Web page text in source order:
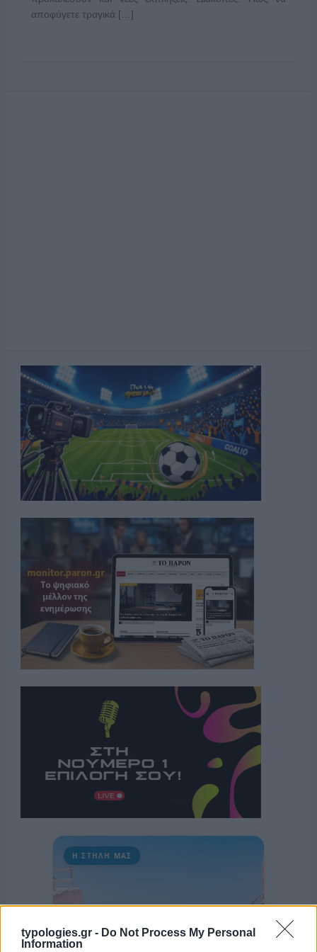
typologies.gr - Do Not Process My Personal
Information
αποφύγετε τραγικά […]
Η ΣΤΗΛΗ ΜΑΣ